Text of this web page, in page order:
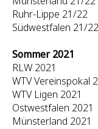
Ruhr-Lippe 21/22
Südwestfalen 21/22
Sommer 2021
RLW 2021
WTV Vereinspokal
WTV Ligen 2021
Ostwestfalen 2021
Münsterland 2021